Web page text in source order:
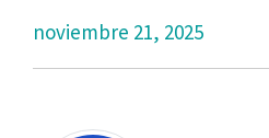
noviembre 21, 2025